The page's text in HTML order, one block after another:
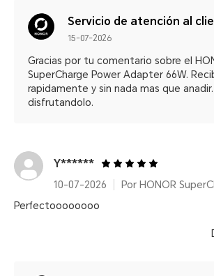
Servicio de atención al
15-07-2026
Gracias por tu comentario sobre el
SuperCharge Power Adapter 66W.
rapidamente y sin nada mas que
disfrutandolo.
Y******
10-07-2026
Perfectoooooooo